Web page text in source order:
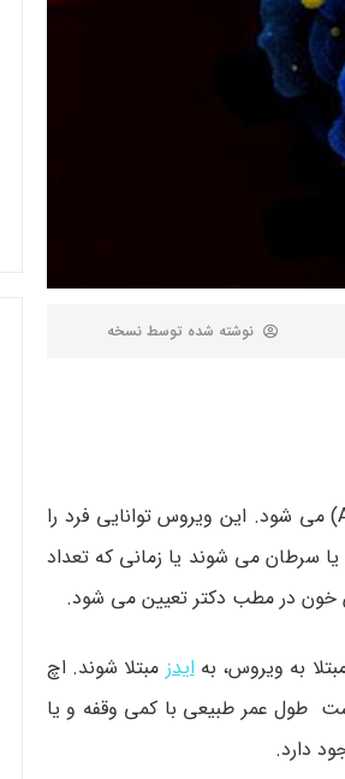
نوشته شده توسط نسخه
ویروس نقص ایمنی انسان یا اچ آی وی (HIV)، ویروسی است که باعث سندروم نقص ایمنی اکتسابی (AIDS) می شود. این ویروس توانایی فرد را
سرطان می شوند یا زمانی که تعداد
به ویروس، بهایدز مبتلا شوند. اچ
طول عمر طبیعی با کمی وقفه و یا
دارد.